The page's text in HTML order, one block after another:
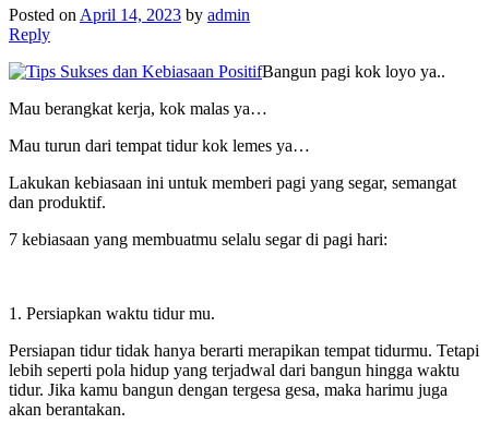
Posted on April 14, 2023 by admin
Reply
Bangun pagi kok loyo ya..
Mau berangkat kerja, kok malas ya…
Mau turun dari tempat tidur kok lemes ya…
Lakukan kebiasaan ini untuk memberi pagi yang segar, semangat
dan produktif.
7 kebiasaan yang membuatmu selalu segar di pagi hari:
1. Persiapkan waktu tidur mu.
Persiapan tidur tidak hanya berarti merapikan tempat tidurmu. Tetapi
lebih seperti pola hidup yang terjadwal dari bangun hingga waktu
tidur. Jika kamu bangun dengan tergesa gesa, maka harimu juga
akan berantakan.